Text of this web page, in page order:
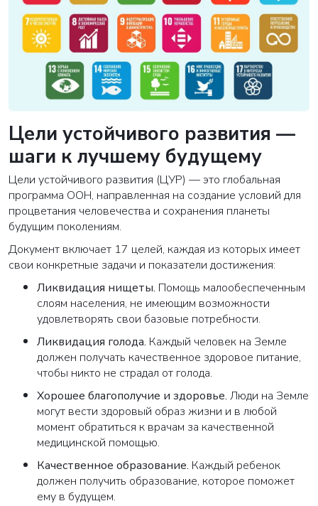
Цели устойчивого развития —
шаги к лучшему будущему
Цели устойчивого развития (ЦУР) — это глобальная
программа ООН, направленная на создание условий для
процветания человечества и сохранения планеты
будущим поколениям.
Документ включает 17 целей, каждая из которых имеет
свои конкретные задачи и показатели достижения:
Ликвидация нищеты. Помощь малообеспеченным
слоям населения, не имеющим возможности
удовлетворять свои базовые потребности.
Ликвидация голода. Каждый человек на Земле
должен получать качественное здоровое питание,
чтобы никто не страдал от голода.
Хорошее благополучие и здоровье. Люди на Земле
могут вести здоровый образ жизни и в любой
момент обратиться к врачам за качественной
медицинской помощью.
Качественное образование. Каждый ребенок
должен получить образование, которое поможет
ему в будущем.